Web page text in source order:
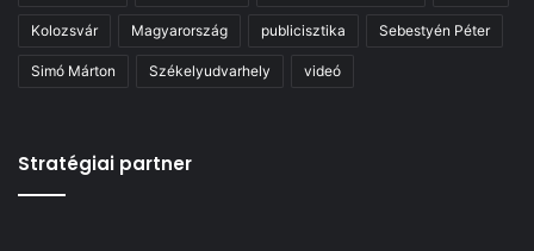
Kolozsvár Magyarország publicisztika Sebestyén Péter
Simó Márton Székelyudvarhely videó
Stratégiai partner